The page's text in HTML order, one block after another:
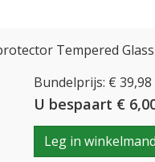
waarbij u hem met de
een steekvak voor
last-minute check-up.
Tempered
Bundelprijs: € 39,98
U bespaart €
Leg in